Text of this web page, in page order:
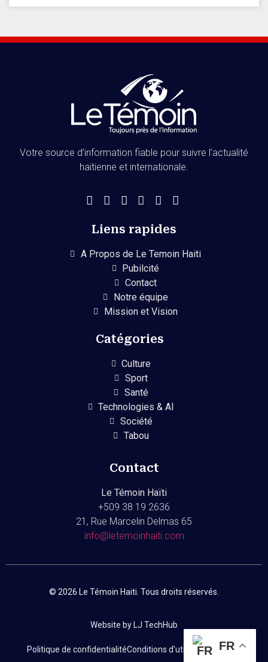
Votre source d’information fiable pour suivre l’actualité
haïtienne et internationale.
Liens rapides
A Propos de Le Temoin Haiti
Pubilcité
Contact
Notre équipe
Mission et Vision
Catégories
Culture
Sport
Santé
Technologies & AI
Société
Tabou
Contact
Le Témoin Haïti
+509 38 19 2636
21, Rue Marcelin Delmas 65
info@letemoinhaiti.com
© 2026 Le Témoin Haiti. Tous droits réservés.
Website by LJ TechHub
Politique de confidentialitéConditions d'utilisationContact
FR